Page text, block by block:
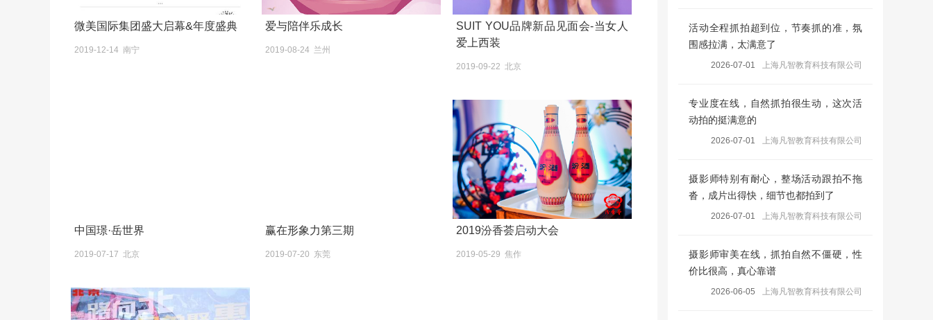
微美国际集团盛大启幕&年度盛典
2019-12-14 南宁
爱与陪伴乐成长
2019-08-24 兰州
SUIT YOU品牌新品见面会-当女人
爱上西装
2019-09-22 北京
中国璟·岳世界
2019-07-17 北京
赢在形象力第三期
2019-07-20 东莞
2019汾香荟启动大会
2019-05-29 焦作
活动全程抓拍超到位，节奏抓的准，氛
围感拉满，太满意了
2026-07-01 上海凡智教育科技有限公司
专业度在线，自然抓拍很生动，这次活
动拍的挺满意的
2026-07-01 上海凡智教育科技有限公司
摄影师特别有耐心，整场活动跟拍不拖
沓，成片出得快，细节也都拍到了
2026-07-01 上海凡智教育科技有限公司
摄影师审美在线，抓拍自然不僵硬，性
价比很高，真心靠谱
2026-06-05 上海凡智教育科技有限公司